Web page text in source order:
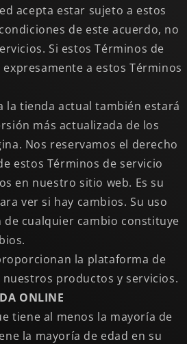
acepta estar sujeto a estos
de este acuerdo, no
Si estos Términos de
a estos Términos
la tienda actual también estará
más actualizada de los
Nos reservamos el derecho
estos Términos de servicio
en nuestro sitio web. Es su
ver si hay cambios. Su uso
cualquier cambio constituye
la plataforma de
productos y servicios.
ONLINE
tiene al menos la mayoría de
la mayoría de edad en su